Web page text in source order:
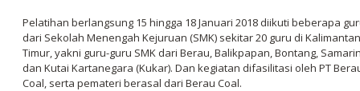
Pelatihan berlangsung 15 hingga 18 Januari 2018 diikuti beberapa
dari Sekolah Menengah Kejuruan (SMK) sekitar 20 guru di Kalimantan
Timur, yakni guru-guru SMK dari Berau, Balikpapan, Bontang,
dan Kutai Kartanegara (Kukar). Dan kegiatan difasilitasi oleh PT
Coal, serta pemateri berasal dari Berau Coal.